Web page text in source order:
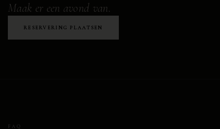
Maak er een avond van.
RESERVERING PLAATSEN
FAQ